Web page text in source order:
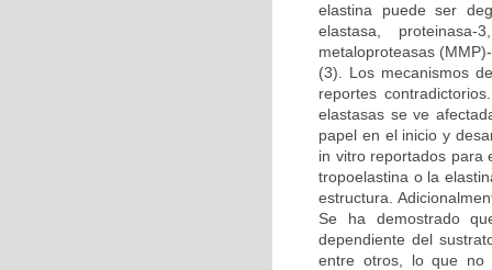
elastina puede ser
elastasa,
metaloproteasas
(3). Los mecanismos
reportes
elastasas se ve
papel en el inicio y
in vitro reportados para
tropoelastina o la
estructura.
Se ha demostrado
dependiente del
entre otros, lo que no